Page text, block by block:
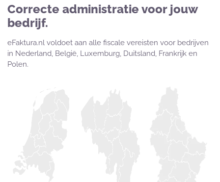
Correcte administratie voor jouw
bedrijf.
eFaktura.nl voldoet aan alle fiscale vereisten voor bedrijven
in Nederland, België, Luxemburg, Duitsland, Frankrijk en
Polen.